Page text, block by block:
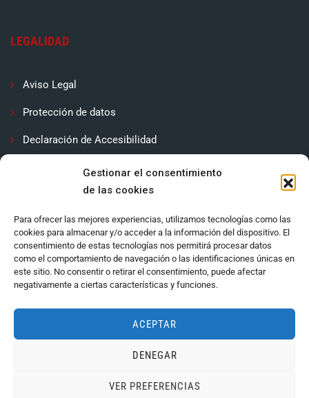
Gestionar el consentimiento
de las cookies
Para ofrecer las mejores experiencias, utilizamos tecnologías como las
cookies para almacenar y/o acceder a la información del dispositivo. El
consentimiento de estas tecnologías nos permitirá procesar datos
como el comportamiento de navegación o las identificaciones únicas en
este sitio. No consentir o retirar el consentimiento, puede afectar
negativamente a ciertas características y funciones.
ACEPTAR
DENEGAR
VER PREFERENCIAS
LEGALIDAD
Aviso Legal
Protección de datos
Declaración de Accesibilidad
Política de cookies (UE)
Ayuntamiento de Córdoba 2024.